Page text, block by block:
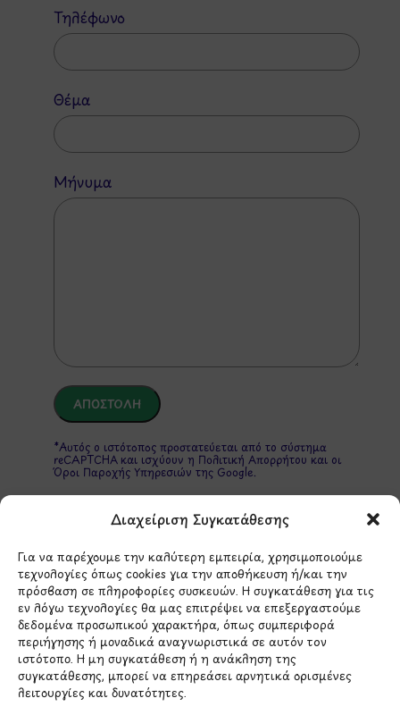
Διαχείριση Συγκατάθεσης
Για να παρέχουμε την καλύτερη εμπειρία, χρησιμοποιούμε
τεχνολογίες όπως cookies για την αποθήκευση ή/και την
πρόσβαση σε πληροφορίες συσκευών. Η συγκατάθεση για τις
εν λόγω τεχνολογίες θα μας επιτρέψει να επεξεργαστούμε
δεδομένα προσωπικού χαρακτήρα, όπως συμπεριφορά
περιήγησης ή μοναδικά αναγνωριστικά σε αυτόν τον
ιστότοπο. Η μη συγκατάθεση ή η ανάκληση της
συγκατάθεσης, μπορεί να επηρεάσει αρνητικά ορισμένες
λειτουργίες και δυνατότητες.
Τηλέφωνο
Θέμα
Μήνυμα
*Αυτός ο ιστότοπος προστατεύεται από το σύστημα
reCAPTCHA και ισχύουν η Πολιτική Απορρήτου και οι
Όροι Παροχής Υπηρεσιώντης Google.
ΣΤΟΙΧΕΙΑ ΕΠΙΚΟΙΝΩΝΙΑΣ
Holargos Center (Ισόγειο)
Λ.Περικλέους 56,
Χολαργός 15561
210 6522282